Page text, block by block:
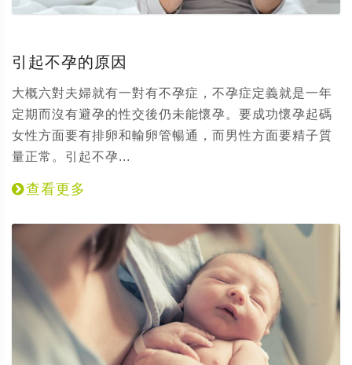
引起不孕的原因
大概六對夫婦就有一對有不孕症，不孕症定義就是一年
定期而沒有避孕的性交後仍未能懷孕。要成功懷孕起碼
女性方面要有排卵和輸卵管暢通，而男性方面要精子質
量正常。引起不孕...
查看更多